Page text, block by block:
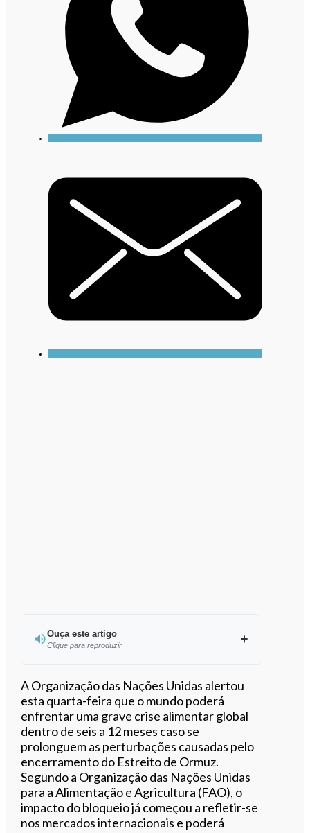
Ouça este artigo
Clique para reproduzir
0:00/4:02
A Organização das Nações Unidas alertou
esta quarta-feira que o mundo poderá
enfrentar uma grave crise alimentar global
dentro de seis a 12 meses caso se
prolonguem as perturbações causadas pelo
encerramento do Estreito de Ormuz.
Segundo a Organização das Nações Unidas
para a Alimentação e Agricultura (FAO), o
impacto do bloqueio já começou a refletir-se
nos mercados internacionais e poderá